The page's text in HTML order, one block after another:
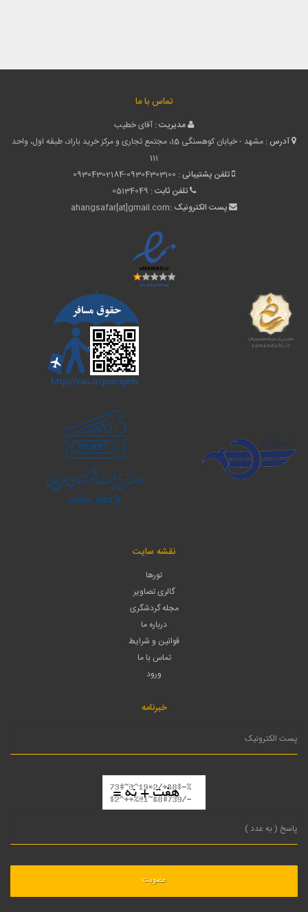
تماس با ما
مدیریت : آقای خطیب
آدرس :
مشهد - خیابان کوهسنگی 15، مجتمع تجاری و مرکز خرید باراد، طبقه اول، واحد
111
تلفن پشتیبانی : 09304302184-09304303100
تلفن ثابت : 05134049
پست الکترونیک :ahangsafar[at]gmail.com
نقشه سایت
تورها
گالری تصاویر
مجله گردشگری
درباره ما
قوانین و شرایط
تماس با ما
ورود
خبرنامه